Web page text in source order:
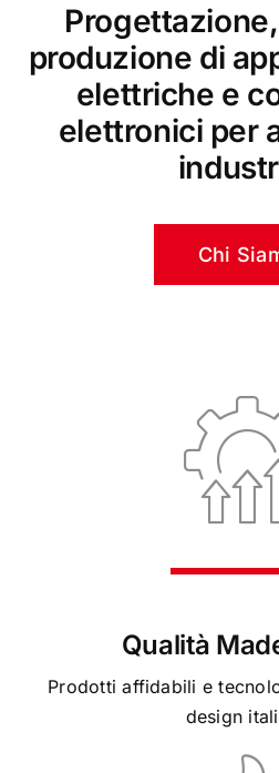
produzione di
elettriche e
elettronici per
Chi
Qualità
Prodotti affidabili e
design